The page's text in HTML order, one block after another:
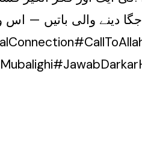
دینے والی باتیں —